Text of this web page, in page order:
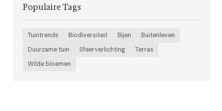
Populaire Tags
Tuintrends Biodiversiteit Bijen
Buitenleven
Duurzame tuin
Sfeerverlichting
Terras
Wilde bloemen